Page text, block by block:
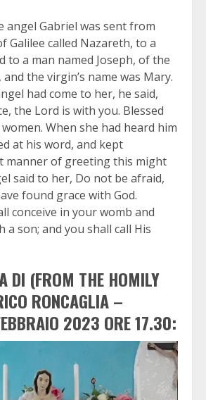
angel Gabriel was sent from
Galilee called Nazareth, to a
to a man named Joseph, of the
the virgin’s name was Mary.
had come to her, he said,
the Lord is with you. Blessed
When she had heard him
at his word, and kept
manner of greeting this might
said to her, Do not be afraid,
found grace with God.
conceive in your womb and
son; and you shall call His
DI (FROM THE HOMILY
RONCAGLIA –
2023 ORE 17.30: